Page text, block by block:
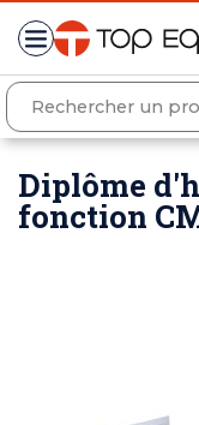
Diplôme
fonction